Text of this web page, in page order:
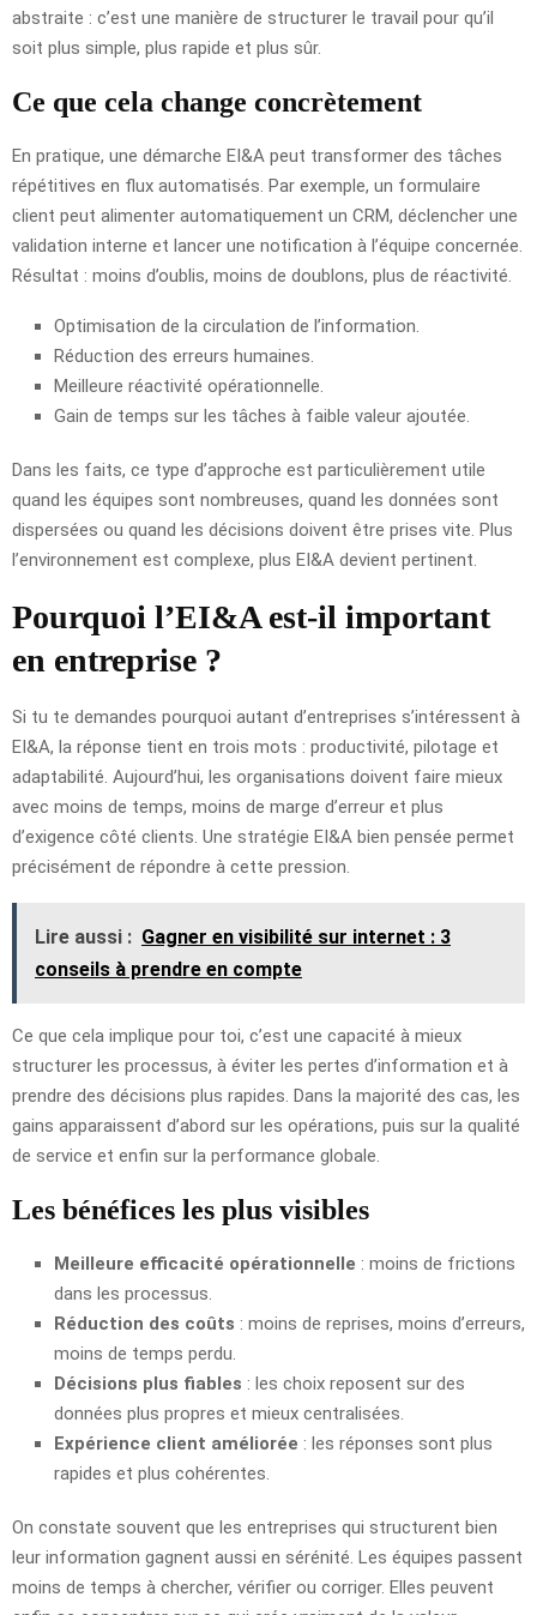
abstraite : c’est une manière de structurer le travail pour qu’il
soit plus simple, plus rapide et plus sûr.
Ce que cela change concrètement
En pratique, une démarche EI&A peut transformer des tâches
répétitives en flux automatisés. Par exemple, un formulaire
client peut alimenter automatiquement un CRM, déclencher une
validation interne et lancer une notification à l’équipe concernée.
Résultat : moins d’oublis, moins de doublons, plus de réactivité.
Optimisation de la circulation de l’information.
Réduction des erreurs humaines.
Meilleure réactivité opérationnelle.
Gain de temps sur les tâches à faible valeur ajoutée.
Dans les faits, ce type d’approche est particulièrement utile
quand les équipes sont nombreuses, quand les données sont
dispersées ou quand les décisions doivent être prises vite. Plus
l’environnement est complexe, plus EI&A devient pertinent.
Pourquoi l’EI&A est-il important
en entreprise ?
Si tu te demandes pourquoi autant d’entreprises s’intéressent à
EI&A, la réponse tient en trois mots : productivité, pilotage et
adaptabilité. Aujourd’hui, les organisations doivent faire mieux
avec moins de temps, moins de marge d’erreur et plus
d’exigence côté clients. Une stratégie EI&A bien pensée permet
précisément de répondre à cette pression.
Lire aussi : Gagner en visibilité sur internet : 3
conseils à prendre en compte
Ce que cela implique pour toi, c’est une capacité à mieux
structurer les processus, à éviter les pertes d’information et à
prendre des décisions plus rapides. Dans la majorité des cas, les
gains apparaissent d’abord sur les opérations, puis sur la qualité
de service et enfin sur la performance globale.
Les bénéfices les plus visibles
Meilleure efficacité opérationnelle : moins de frictions
dans les processus.
Réduction des coûts : moins de reprises, moins d’erreurs,
moins de temps perdu.
Décisions plus fiables : les choix reposent sur des
données plus propres et mieux centralisées.
Expérience client améliorée : les réponses sont plus
rapides et plus cohérentes.
On constate souvent que les entreprises qui structurent bien
leur information gagnent aussi en sérénité. Les équipes passent
moins de temps à chercher, vérifier ou corriger. Elles peuvent